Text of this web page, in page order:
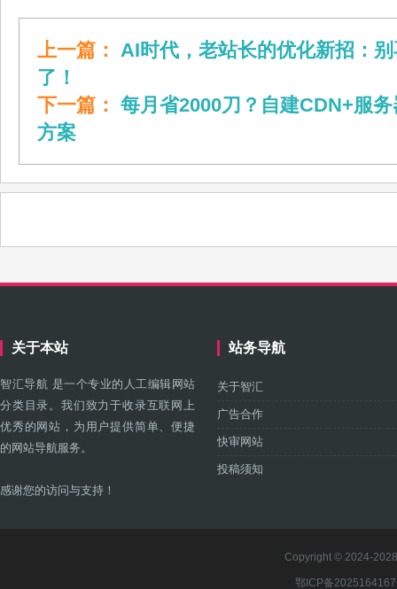
上一篇： AI时代，老站长的优化新招：
了！
下一篇： 每月省2000刀？自建CDN+服
方案
关于本站
智汇导航 是一个专业的人工编辑网站
分类目录。我们致力于收录互联网上
优秀的网站，为用户提供简单、便捷
的网站导航服务。
感谢您的访问与支持！
站务导航
关于智汇
广告合作
快审网站
投稿须知
Copyright © 2024-
鄂ICP备